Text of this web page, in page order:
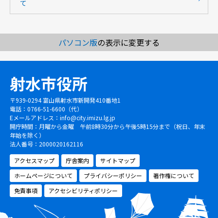
て
パソコン版の表示に変更する
射水市役所
〒939-0294 富山県射水市新開発410番地1
電話：0766-51-6600（代）
Eメールアドレス： info@city.imizu.lg.jp
開庁時間：月曜から金曜 午前8時30分から午後5時15分まで（祝日、年末
年始を除く）
法人番号：2000020162116
アクセスマップ
庁舎案内
サイトマップ
ホームページについて
プライバシーポリシー
著作権について
免責事項
アクセシビリティポリシー